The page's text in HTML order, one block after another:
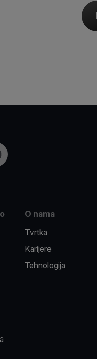
O nama
Tvrtka
Karijere
Tehnologija